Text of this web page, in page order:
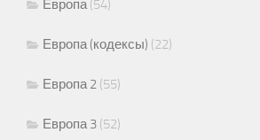
Европа(54)
Европа (кодексы) (22)
Европа 2 (55)
Европа 3 (52)